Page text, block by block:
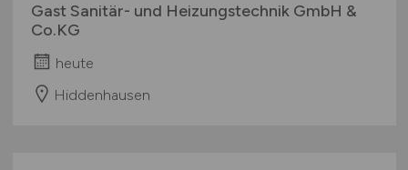
Gast Sanitär- und Heizungstechnik GmbH &
Co.KG
heute
Hiddenhausen